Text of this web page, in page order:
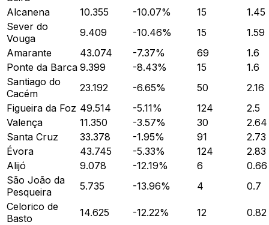
Alcanena
10.355 -10.07% 15
1.45
Sever do
Vouga
9.409 -10.46% 15
1.59
Amarante
43.074 -7.37% 69
1.6
Ponte da Barca 9.399 -8.43% 15
1.6
Santiago do
Cacém
23.192 -6.65% 50
2.16
Figueira da Foz 49.514 -5.11% 124
2.5
Valença
11.350 -3.57% 30
2.64
Santa Cruz
33.378 -1.95% 91
2.73
Évora
43.745 -5.33% 124
2.83
Alijó
9.078 -12.19% 6
0.66
São João da
Pesqueira
5.735 -13.96% 4
0.7
Celorico de
Basto
14.625 -12.22% 12
0.82